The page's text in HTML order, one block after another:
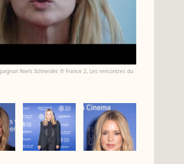
Niels Schneider. © France 2, Les rencontres du